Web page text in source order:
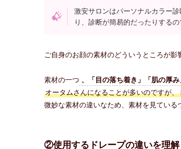
激安サロンはパーソナルカラー
り、診断が簡易的だったりする
ご自身のお顔の素材のどういうところが影
素材の一つ 、「目の落ち着き」「肌の厚み
オータムさんになることが多いのですが
微妙な素材の違いなため、素材を見ている
②使用するドレープの違いを理